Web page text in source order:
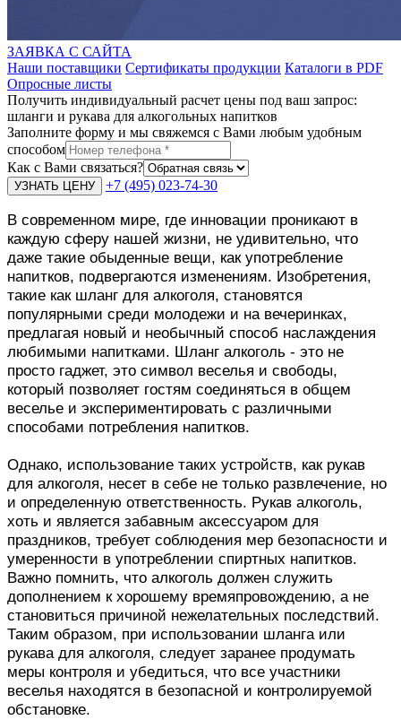
ЗАЯВКА С САЙТА
Наши поставщики Сертификаты продукции Каталоги в PDF
Опросные листы
Получить индивидуальный расчет цены под ваш запрос:
шланги и рукава для алкогольных напитков
Заполните форму и мы свяжемся с Вами любым удобным
способом
Как с Вами связаться?
+7 (495) 023-74-30
В современном мире, где инновации проникают в
каждую сферу нашей жизни, не удивительно, что
даже такие обыденные вещи, как употребление
напитков, подвергаются изменениям. Изобретения,
такие как шланг для алкоголя, становятся
популярными среди молодежи и на вечеринках,
предлагая новый и необычный способ наслаждения
любимыми напитками. Шланг алкоголь - это не
просто гаджет, это символ веселья и свободы,
который позволяет гостям соединяться в общем
веселье и экспериментировать с различными
способами потребления напитков.
Однако, использование таких устройств, как рукав
для алкоголя, несет в себе не только развлечение, но
и определенную ответственность. Рукав алкоголь,
хоть и является забавным аксессуаром для
праздников, требует соблюдения мер безопасности и
умеренности в употреблении спиртных напитков.
Важно помнить, что алкоголь должен служить
дополнением к хорошему времяпровождению, а не
становиться причиной нежелательных последствий.
Таким образом, при использовании шланга или
рукава для алкоголя, следует заранее продумать
меры контроля и убедиться, что все участники
веселья находятся в безопасной и контролируемой
обстановке.